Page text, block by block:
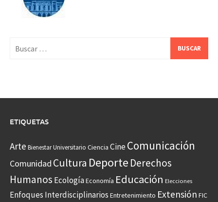
ETIQUETAS
Arte Bienestar Universitario Ciencia CineComunicación
Comunidad Cultura Deporte Derechos
Humanos EcologíaEconomía Educación Elecciones
Enfoques Interdisciplinarios Entretenimiento Extensión FIC